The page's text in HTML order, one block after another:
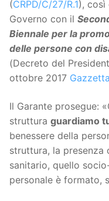
(CRPD/C/27/R.1), così
Governo con il
Biennale per la
delle persone con
(Decreto del
ottobre 2017
Il Garante prosegue:
struttura guardiamo
benessere della
struttura, la presenza
sanitario, quello
personale è formato,